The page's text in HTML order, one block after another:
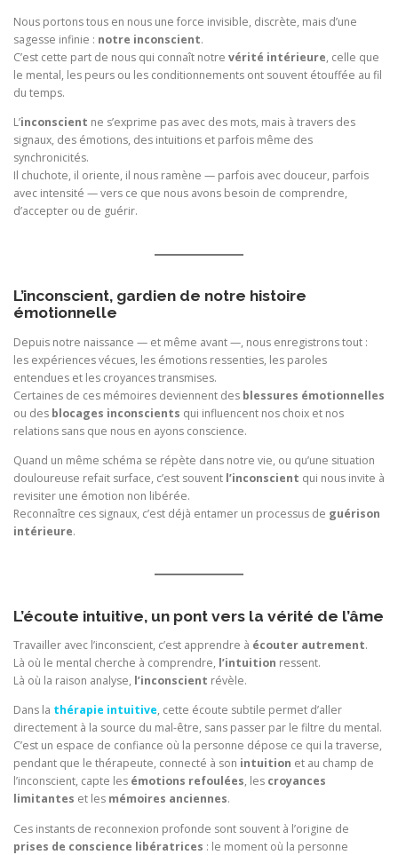
Nous portons tous en nous une force invisible, discrète, mais d’une
sagesse infinie : notre inconscient.
C’est cette part de nous qui connaît notre vérité intérieure, celle que
le mental, les peurs ou les conditionnements ont souvent étouffée au fil
du temps.
L’inconscient ne s’exprime pas avec des mots, mais à travers des
signaux, des émotions, des intuitions et parfois même des
synchronicités.
Il chuchote, il oriente, il nous ramène — parfois avec douceur, parfois
avec intensité — vers ce que nous avons besoin de comprendre,
d’accepter ou de guérir.
L’inconscient, gardien de notre histoire
émotionnelle
Depuis notre naissance — et même avant —, nous enregistrons tout :
les expériences vécues, les émotions ressenties, les paroles
entendues et les croyances transmises.
Certaines de ces mémoires deviennent des blessures émotionnelles
ou des blocages inconscients qui influencent nos choix et nos
relations sans que nous en ayons conscience.
Quand un même schéma se répète dans notre vie, ou qu’une situation
douloureuse refait surface, c’est souvent l’inconscient qui nous invite à
revisiter une émotion non libérée.
Reconnaître ces signaux, c’est déjà entamer un processus de guérison
intérieure.
L’écoute intuitive, un pont vers la vérité de l’âme
Travailler avec l’inconscient, c’est apprendre à écouter autrement.
Là où le mental cherche à comprendre, l’intuition ressent.
Là où la raison analyse, l’inconscient révèle.
Dans la thérapie intuitive, cette écoute subtile permet d’aller
directement à la source du mal-être, sans passer par le filtre du mental.
C’est un espace de confiance où la personne dépose ce qui la traverse,
pendant que le thérapeute, connecté à son intuition et au champ de
l’inconscient, capte les émotions refoulées, les croyances
limitantes et les mémoires anciennes.
Ces instants de reconnexion profonde sont souvent à l’origine de
prises de conscience libératrices : le moment où la personne